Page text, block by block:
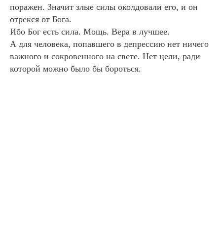
поражен. Значит злые силы околдовали его, и он
отрекся от Бога.
Ибо Бог есть сила. Мощь. Вера в лучшее.
А для человека, попавшего в депрессию нет ничего
важного и сокровенного на свете. Нет цели, ради
которой можно было бы бороться.